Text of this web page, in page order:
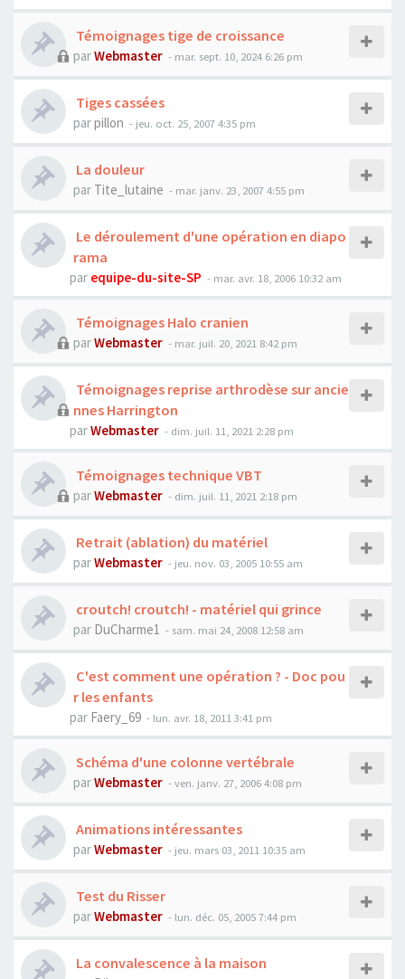
Témoignages tige de croissance
parWebmaster - mar. sept. 10, 2024 6:26 pm
Tiges cassées
parpillon - jeu. oct. 25, 2007 4:35 pm
La douleur
par Tite_lutaine - mar. janv. 23, 2007 4:55 pm
Le déroulement d'une opération en diapo
rama
par equipe-du-site-SP - mar. avr. 18, 2006 10:32 am
Témoignages Halo cranien
parWebmaster - mar. juil. 20, 2021 8:42 pm
Témoignages reprise arthrodèse sur ancie
nnes Harrington
parWebmaster - dim. juil. 11, 2021 2:28 pm
Témoignages technique VBT
parWebmaster - dim. juil. 11, 2021 2:18 pm
Retrait (ablation) du matériel
parWebmaster - jeu. nov. 03, 2005 10:55 am
croutch! croutch! - matériel qui grince
par DuCharme1 - sam. mai 24, 2008 12:58 am
C'est comment une opération ? - Doc pou
r les enfants
par Faery_69 - lun. avr. 18, 2011 3:41 pm
Schéma d'une colonne vertébrale
parWebmaster - ven. janv. 27, 2006 4:08 pm
Animations intéressantes
parWebmaster - jeu. mars 03, 2011 10:35 am
Test du Risser
parWebmaster - lun. déc. 05, 2005 7:44 pm
La convalescence à la maison